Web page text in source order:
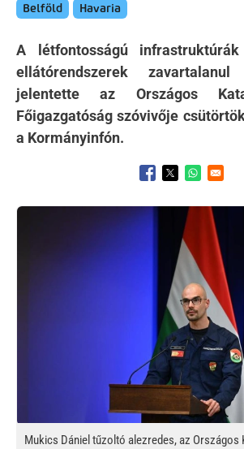
Belföld Havaria
A létfontosságú
ellátórendszerek
jelentette az Országos
Főigazgatóság szóvivője
a Kormányinfón.
Opens in a new
Opens in a
Opens in
Kép
Mukics Dániel tűzoltó alezredes, az